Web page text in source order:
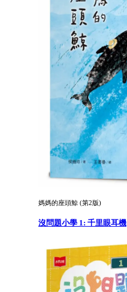
媽媽的座頭鯨 (第2版)
沒問題小學 1: 千里眼耳機